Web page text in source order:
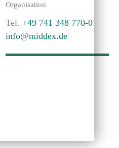
Organisation
Tel. +49 741 348 770-0
info@middex.de